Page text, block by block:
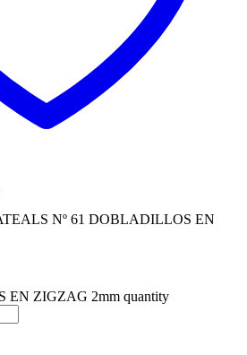
Nº 61 DOBLADILLOS EN
EN ZIGZAG 2mm quantity